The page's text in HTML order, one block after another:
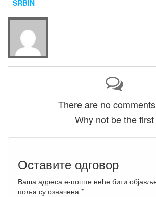
SRBIN
There are no
Why not be the first
Оставите одговор
Ваша адреса е-поште неће бити
поља су означена *